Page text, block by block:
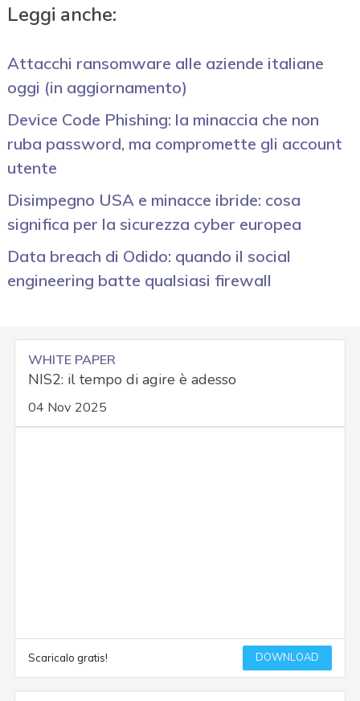
Leggi anche:
Attacchi ransomware alle aziende italiane
oggi (in aggiornamento)
Device Code Phishing: la minaccia che non
ruba password, ma compromette gli account
utente
Disimpegno USA e minacce ibride: cosa
significa per la sicurezza cyber europea
Data breach di Odido: quando il social
engineering batte qualsiasi firewall
WHITE PAPER
NIS2: il tempo di agire è adesso
04 Nov 2025
Scaricalo gratis! DOWNLOAD